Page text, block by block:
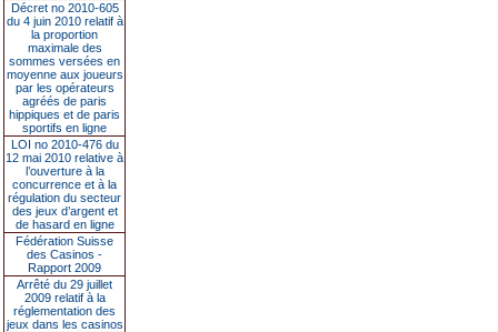
Décret no 2010-605
du 4 juin 2010 relatif à
la proportion
maximale des
sommes versées en
moyenne aux joueurs
par les opérateurs
agréés de paris
hippiques et de paris
sportifs en ligne
LOI no 2010-476 du
12 mai 2010 relative à
l’ouverture à la
concurrence et à la
régulation du secteur
des jeux d’argent et
de hasard en ligne
Fédération Suisse
des Casinos -
Rapport 2009
Arrêté du 29 juillet
2009 relatif à la
réglementation des
jeux dans les casinos